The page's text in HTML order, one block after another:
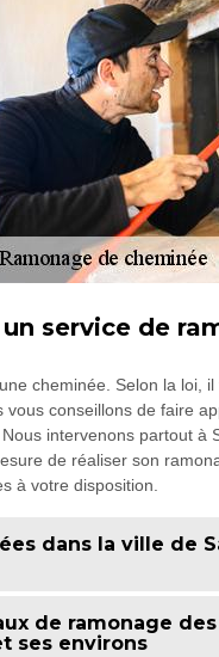
un service de
cheminée. Selon la loi,
conseillons de faire
intervenons partout à
de réaliser son
à votre disposition.
dans la ville de
de ramonage des
ses environs